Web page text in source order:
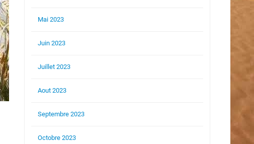
Mai 2023
Juin 2023
Juillet 2023
Aout 2023
Septembre 2023
Octobre 2023